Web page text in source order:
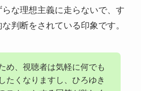
な理想主義に走らないで、す
判断をされている印象です。
め、視聴者は気軽に何でも
たくなりますし、ひろゆき